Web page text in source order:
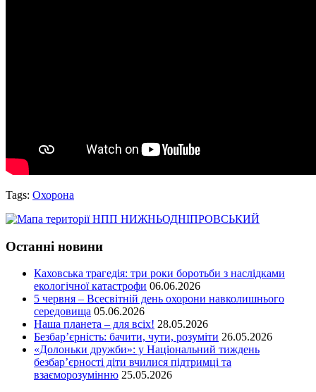
Tags: Охорона
Останні новини
Каховська трагедія: три роки боротьби з наслідками
екологічної катастрофи 06.06.2026
5 червня – Всесвітній день охорони навколишнього
середовища 05.06.2026
Наша планета – для всіх! 28.05.2026
Безбар’єрність: бачити, чути, розуміти 26.05.2026
«Долоньки дружби»: у Національний тиждень
безбар’єрності діти вчилися підтримці та
взаєморозумінню 25.05.2026